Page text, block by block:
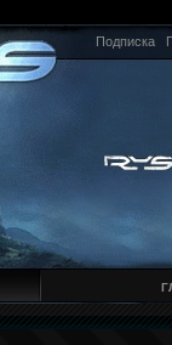
Подписка